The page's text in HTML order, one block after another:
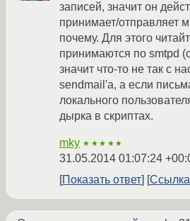
записей, значит он
принимает/отправляет
почему. Для этого
принимаются по smtpd
значит что-то не так с
sendmail'а, а если
локального
дырка в скриптах.
mky ★★★★★
31.05.2014 01:07:24
Показать ответ
Ссылка